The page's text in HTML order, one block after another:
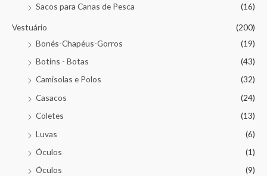
Sacos para Canas de Pesca
(16)
Vestuário
(200)
Bonés-Chapéus-Gorros
(19)
Botins - Botas
(43)
Camisolas e Polos
(32)
Casacos
(24)
Coletes
(13)
Luvas
(6)
Óculos
(1)
Óculos
(9)